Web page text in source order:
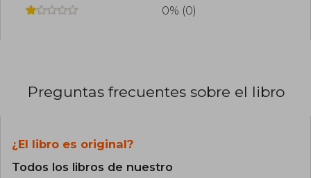
0% (0)
Preguntas frecuentes sobre el libro
¿El libro es original?
Todos los libros de nuestro